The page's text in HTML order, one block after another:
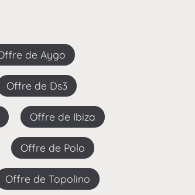
Offre de Aygo
Offre de Ds3
Offre de Ibiza
Offre de Polo
Offre de Topolino